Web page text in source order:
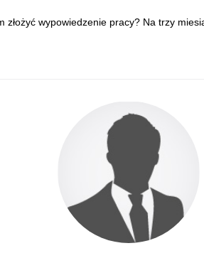
wypowiedzenie pracy? Na trzy